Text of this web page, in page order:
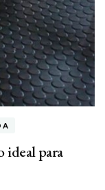
ideal para